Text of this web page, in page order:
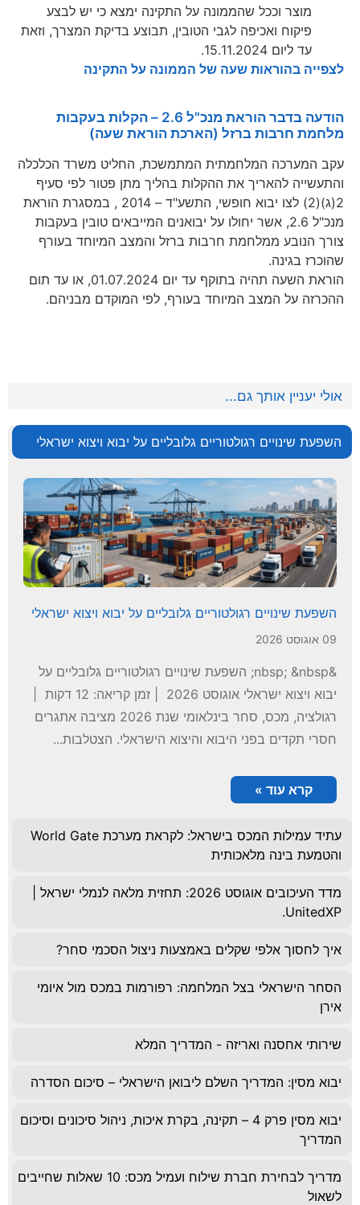
מוצר וככל שהממונה על התקינה ימצא כי יש לבצע
פיקוח ואכיפה לגבי הטובין, תבוצע בדיקת המצרך, וזאת
עד ליום 15.11.2024.
לצפייה בהוראות שעה של הממונה על התקינה
הודעה בדבר הוראת מנכ"ל 2.6 – הקלות בעקבות
מלחמת חרבות ברזל (הארכת הוראת שעה)
עקב המערכה המלחמתית המתמשכת, החליט משרד הכלכלה
והתעשייה להאריך את ההקלות בהליך מתן פטור לפי סעיף
2(ג)(2) לצו יבוא חופשי, התשע"ד – 2014 , במסגרת הוראת
מנכ"ל 2.6, אשר יחולו על יבואנים המייבאים טובין בעקבות
צורך הנובע ממלחמת חרבות ברזל והמצב המיוחד בעורף
שהוכרז בגינה.
הוראת השעה תהיה בתוקף עד יום 01.07.2024, או עד תום
ההכרזה על המצב המיוחד בעורף, לפי המוקדם מבניהם.
אולי יעניין אותך גם...
השפעת שינויים רגולטוריים גלובליים על יבוא ויצוא ישראלי
השפעת שינויים רגולטוריים גלובליים על יבוא ויצוא ישראלי
09 אוגוסט 2026
&nbsp; &nbsp; השפעת שינויים רגולטוריים גלובליים על
יבוא ויצוא ישראלי אוגוסט 2026 | זמן קריאה: 12 דקות |
רגולציה, מכס, סחר בינלאומי שנת 2026 מציבה אתגרים
חסרי תקדים בפני היבוא והיצוא הישראלי. הצטלבות...
קרא עוד »
עתיד עמילות המכס בישראל: לקראת מערכת World Gate
והטמעת בינה מלאכותית
מדד העיכובים אוגוסט 2026: תחזית מלאה לנמלי ישראל |
UnitedXP.
איך לחסוך אלפי שקלים באמצעות ניצול הסכמי סחר?
הסחר הישראלי בצל המלחמה: רפורמות במכס מול איומי
אירן
שירותי אחסנה ואריזה - המדריך המלא
יבוא מסין: המדריך השלם ליבואן הישראלי – סיכום הסדרה
יבוא מסין פרק 4 – תקינה, בקרת איכות, ניהול סיכונים וסיכום
המדריך
מדריך לבחירת חברת שילוח ועמיל מכס: 10 שאלות שחייבים
לשאול